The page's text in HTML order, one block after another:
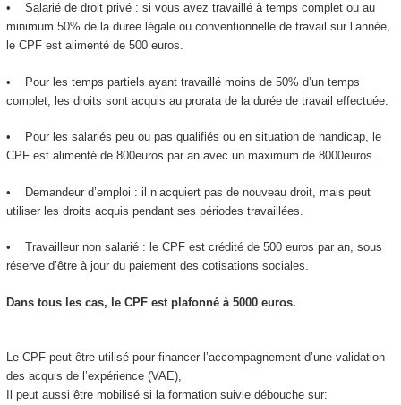
• Salarié de droit privé : si vous avez travaillé à temps complet ou au
minimum 50% de la durée légale ou conventionnelle de travail sur l’année,
le CPF est alimenté de 500 euros.
• Pour les temps partiels ayant travaillé moins de 50% d’un temps
complet, les droits sont acquis au prorata de la durée de travail effectuée.
• Pour les salariés peu ou pas qualifiés ou en situation de handicap, le
CPF est alimenté de 800euros par an avec un maximum de 8000euros.
• Demandeur d’emploi : il n’acquiert pas de nouveau droit, mais peut
utiliser les droits acquis pendant ses périodes travaillées.
• Travailleur non salarié : le CPF est crédité de 500 euros par an, sous
réserve d’être à jour du paiement des cotisations sociales.
Dans tous les cas, le CPF est plafonné à 5000 euros.
Le CPF peut être utilisé pour financer l’accompagnement d’une validation
des acquis de l’expérience (VAE),
Il peut aussi être mobilisé si la formation suivie débouche sur: